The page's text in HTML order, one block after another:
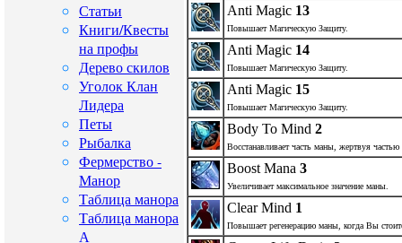
Статьи
Книги/Квесты
на профы
Дерево скилов
Уголок Клан
Лидера
Петы
Рыбалка
Фермерство -
Манор
Таблица манора
Таблица манора
А
Anti Magic 13
Повышает Магическую Защиту.
Anti Magic 14
Повышает Магическую Защиту.
Anti Magic 15
Повышает Магическую Защиту.
Body To Mind 2
Восстанавливает часть маны, жертвуя
Boost Mana 3
Увеличивает максимальное значение маны.
Clear Mind 1
Повышает регенерацию маны, когда Вы